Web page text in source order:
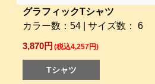
グラフィックTシャツ
カラー数：54 | サイズ数： 6
3,870円 (税込4,257円)
Tシャツ